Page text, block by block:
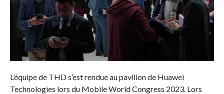
L’équipe de THD s’est rendue au pavillon de Huawei
Technologies lors du Mobile World Congress 2023. Lors